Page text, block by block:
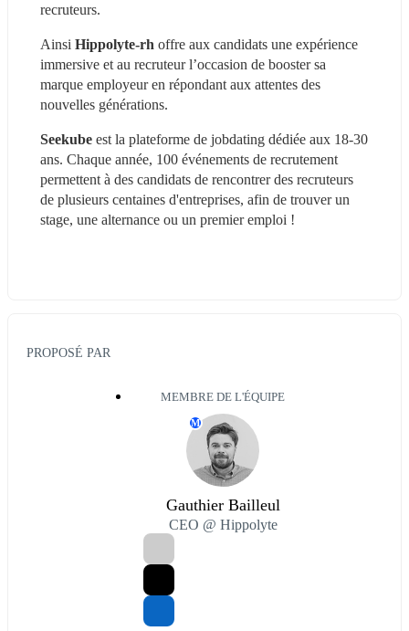
recruteurs.
Ainsi Hippolyte-rh offre aux candidats une expérience
immersive et au recruteur l’occasion de booster sa
marque employeur en répondant aux attentes des
nouvelles générations.
Seekube est la plateforme de jobdating dédiée aux 18-30
ans. Chaque année, 100 événements de recrutement
permettent à des candidats de rencontrer des recruteurs
de plusieurs centaines d'entreprises, afin de trouver un
stage, une alternance ou un premier emploi !
PROPOSÉ PAR
MEMBRE DE L'ÉQUIPE
M
Gauthier Bailleul
CEO @ Hippolyte